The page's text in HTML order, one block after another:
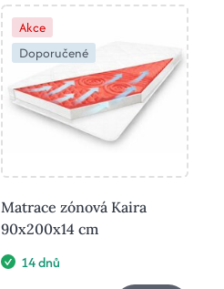
Akce
Doporučené
Matrace zónová Kaira
90x200x14 cm
14 dnů